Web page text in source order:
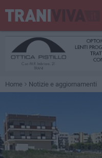
Home Notizie e aggiornamenti